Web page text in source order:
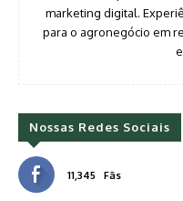
marketing digital.
para o agronegócio em
Nossas Redes Sociais
11,345 Fãs